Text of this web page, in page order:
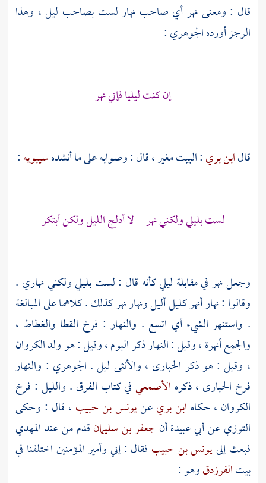
قال : ومعنى نهر أي صاحب نهار لست بصاحب ليل ، وهذا
الرجز أوردهالجوهري:
إن كنت ليليا فإني نهر
قالابن بري: البيت مغير ، قال : وصوابه على ما أنشدهسيبويه:
لست بليلي ولكني نهر لا أدلج الليل ولكن أبتكر
وجعل نهر في مقابلة ليلي كأنه قال : لست بليلي ولكني نهاري .
وقالوا : نهار أنهر كليل أليل ونهار نهر كذلك . كلاهما على المبالغة
. واستنهر الشيء أي اتسع . والنهار : فرخ القطا والغطاط ،
والجمع أنهرة ، وقيل : النهار ذكر البوم ، وقيل : هو ولد الكروان
، وقيل : هو ذكر الحبارى ، والأنثى ليل . الجوهري : والنهار
فرخ الحبارى ، ذكره الأصمعيفي كتاب الفرق . والليل : فرخ
الكروان ، حكاه ابن بريعنيونس بن حبيب ، قال : وحكى
التوزيعنأبي عبيدةأن جعفر بن سليمانقدم من عندالمهدي
فبعث إلىيونس بن حبيب فقال : إني وأمير المؤمنين اختلفنا في
بيتالفرزدقوهو :